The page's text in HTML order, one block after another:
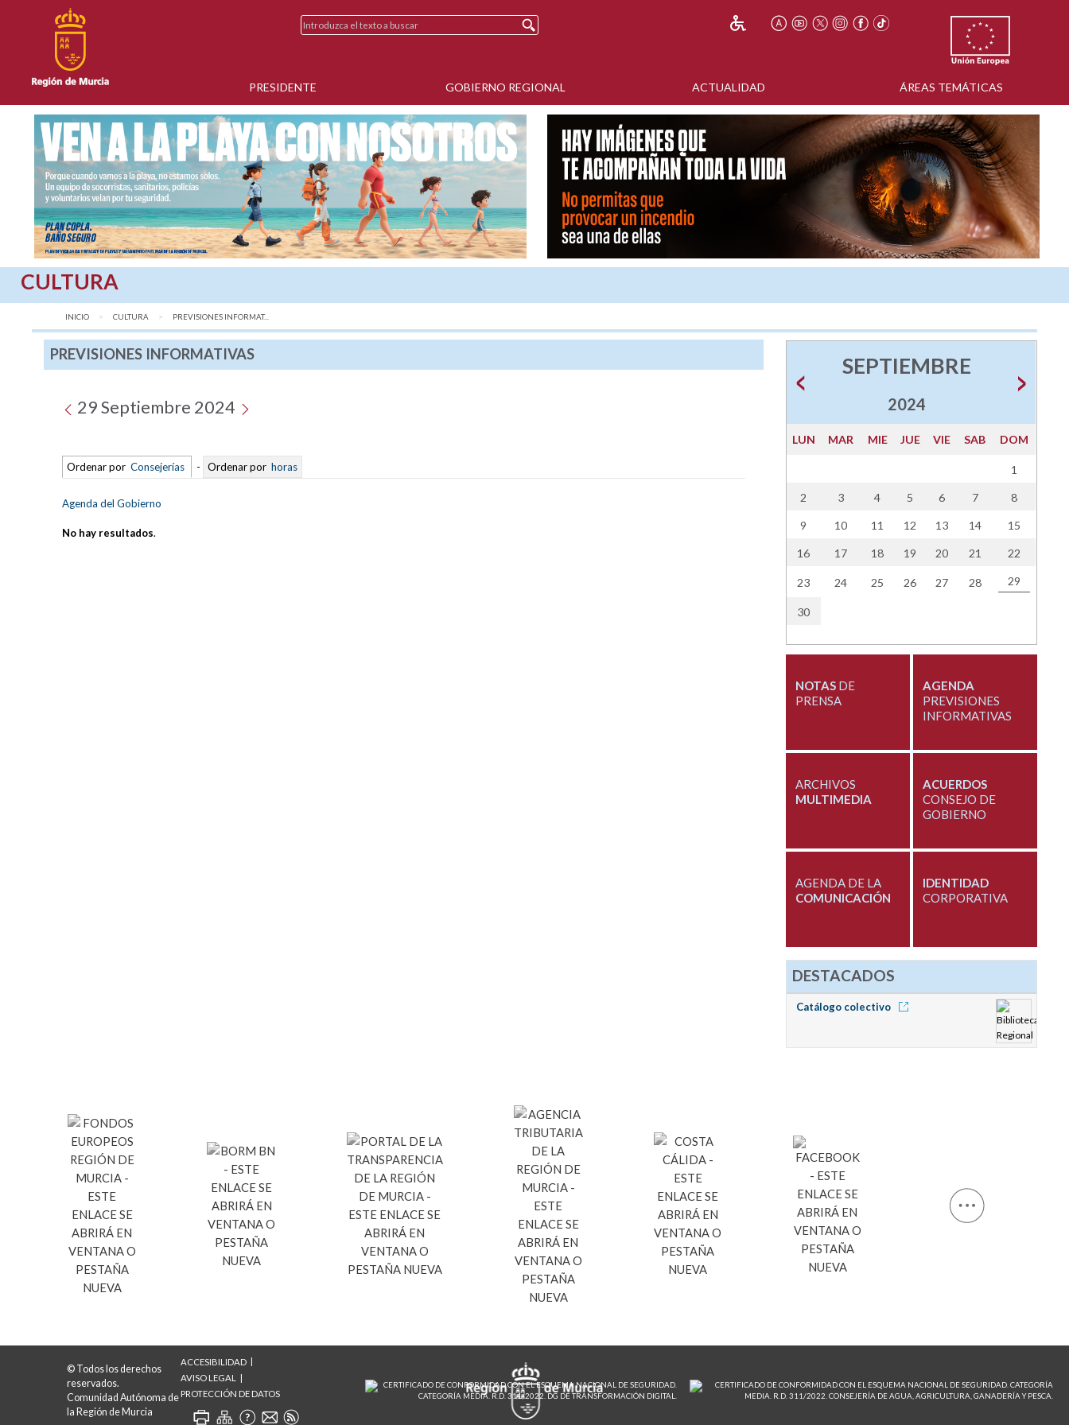
PRESIDENTE GOBIERNO REGIONAL ACTUALIDAD ÁREAS TEMÁTICAS
CULTURA
INICIO CULTURA AQUÍ:
PREVISIONES INFORMAT...
PREVISIONES INFORMATIVAS
29 Septiembre 2024
Ordenar por Consejerías - Ordenar por horas
Agenda del Gobierno
No hay resultados.
SEPTIEMBRE
2024
LUN MAR MIE JUE VIE SAB DOM
1
2 3 4 5 6 7 8
9 10 11 12 13 14 15
16 17 18 19 20 21 22
23 24 25 26 27 28 29
30
NOTASDE
PRENSA
AGENDA
PREVISIONES
INFORMATIVAS
ARCHIVOS
MULTIMEDIA
ACUERDOS
CONSEJO DE
GOBIERNO
AGENDA DE LA
COMUNICACIÓN
IDENTIDAD
CORPORATIVA
DESTACADOS
Catálogo colectivo
© Todos los derechos
reservados.
Comunidad Autónoma de
la Región de Murcia
ACCESIBILIDAD
AVISO LEGAL
PROTECCIÓN DE DATOS